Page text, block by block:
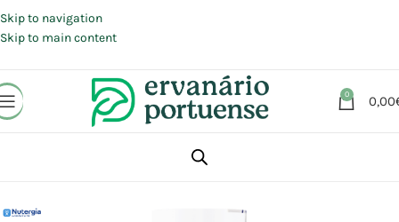
Skip to navigation
Skip to main content
0 0,00
Suplementos alimentares